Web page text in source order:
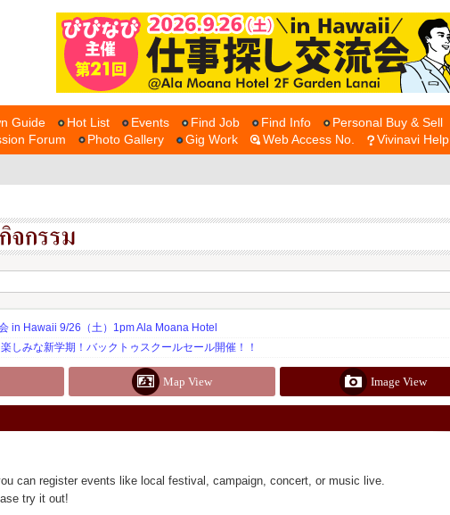
Guide Hot List Events Find Job Find Info Personal Buy & Sell
Forum Photo Gallery Gig Work Web Access No. Vivinavi Help
in Hawaii 9/26（土）1pm Ala Moana Hotel
しみな新学期！バックトゥスクールセール開催！！
Map View Image View
can register events like local festival, campaign, concert, or music live.
try it out!